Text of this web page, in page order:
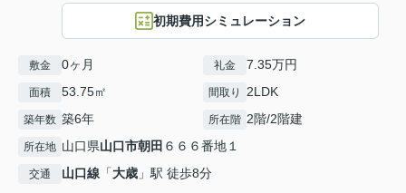
初期費用シミュレーション
敷金 0ヶ月 礼金 7.35万円
面積 53.75㎡ 間取り 2LDK
築年数 築6年 所在階 2階/2階建
所在地 山口県山口市朝田 ６６６番地１
交通 山口線 「大歳 」駅 徒歩8分